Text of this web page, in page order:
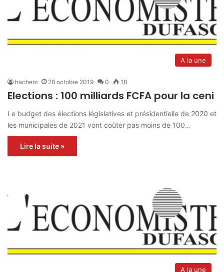
A la une
hachem 28 octobre 2019 0 18
Elections : 100 milliards FCFA pour la ceni
Le budget des élections législatives et présidentielle de 2020 et
les municipales de 2021 vont coûter pas moins de 100…
Lire la suite »
A la une